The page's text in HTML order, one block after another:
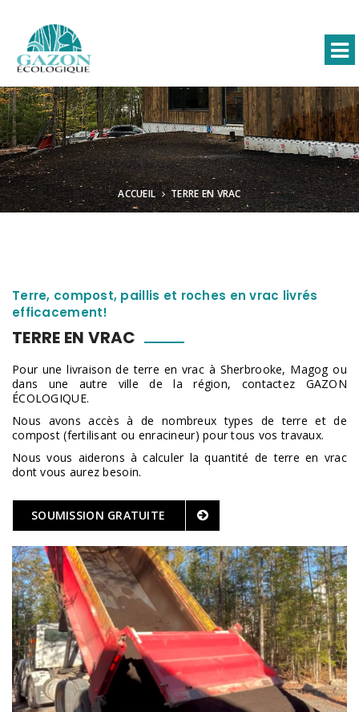
ACCUEIL TERRE EN VRAC
Terre, compost, paillis et roches en vrac livrés
efficacement!
TERRE EN VRAC
Pour une livraison de terre en vrac à Sherbrooke, Magog ou
dans une autre ville de la région, contactez GAZON
ÉCOLOGIQUE.
Nous avons accès à de nombreux types de terre et de
compost (fertilisant ou enracineur) pour tous vos travaux.
Nous vous aiderons à calculer la quantité de terre en vrac
dont vous aurez besoin.
SOUMISSION GRATUITE